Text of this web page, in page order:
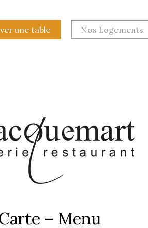
une table Nos Logements
– Menu